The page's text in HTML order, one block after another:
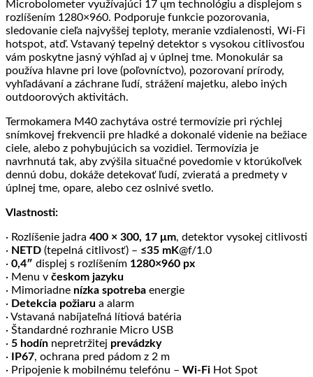
Microbolometer využívajúci 17 ųm technológiu a displejom s
rozlíšením 1280×960. Podporuje funkcie pozorovania,
sledovanie cieľa najvyššej teploty, meranie vzdialenosti, Wi-Fi
hotspot, atď. Vstavaný tepelný detektor s vysokou citlivosťou
vám poskytne jasný výhľad aj v úplnej tme. Monokulár sa
používa hlavne pri love (poľovníctvo), pozorovaní prírody,
vyhľadávaní a záchrane ľudí, strážení majetku, alebo iných
outdoorových aktivitách.
Termokamera M40 zachytáva ostré termovízie pri rýchlej
snímkovej frekvencii pre hladké a dokonalé videnie na bežiace
ciele, alebo z pohybujúcich sa vozidiel. Termovízia je
navrhnutá tak, aby zvýšila situačné povedomie v ktorúkoľvek
dennú dobu, dokáže detekovať ľudí, zvieratá a predmety v
úplnej tme, opare, alebo cez oslnivé svetlo.
Vlastnosti:
· Rozlíšenie jadra 400 × 300, 17 μm, detektor vysokej citlivosti
· NETD (tepelná citlivosť) – ≤35 mK@f/1.0
· 0,4″ displej s rozlíšením 1280×960 px
· Menu v českom jazyku
· Mimoriadne nízka spotreba energie
· Detekcia požiaru a alarm
· Vstavaná nabíjateľná lítiová batéria
· Štandardné rozhranie Micro USB
· 5 hodín nepretržitej prevádzky
·
IP67, ochrana pred pádom z 2 m
· Pripojenie k mobilnému telefónu – Wi-Fi Hot Spot